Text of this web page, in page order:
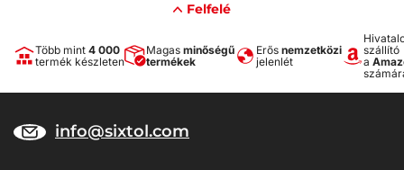
Felfelé
Több mint 4 000
termék készleten
Magas minőségű
termékek
Erős nemzetközi
jelenlét
szállító
a
info@sixtol.com